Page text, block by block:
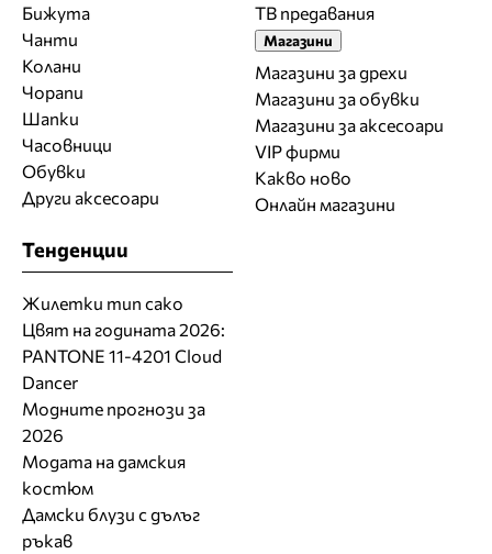
Бижута
Чанти
Колани
Чорапи
Шапки
Часовници
Обувки
Други аксесоари
ТВ предавания
Магазини
Магазини за дрехи
Магазини за обувки
Магазини за aксесоари
VIP фирми
Какво ново
Онлайн магазини
Тенденции
Жилетки тип сако
Цвят на годината 2026:
PANTONE 11-4201 Cloud
Dancer
Модните прогнози за
2026
Модата на дамския
костюм
Дамски блузи с дълъг
ръкав